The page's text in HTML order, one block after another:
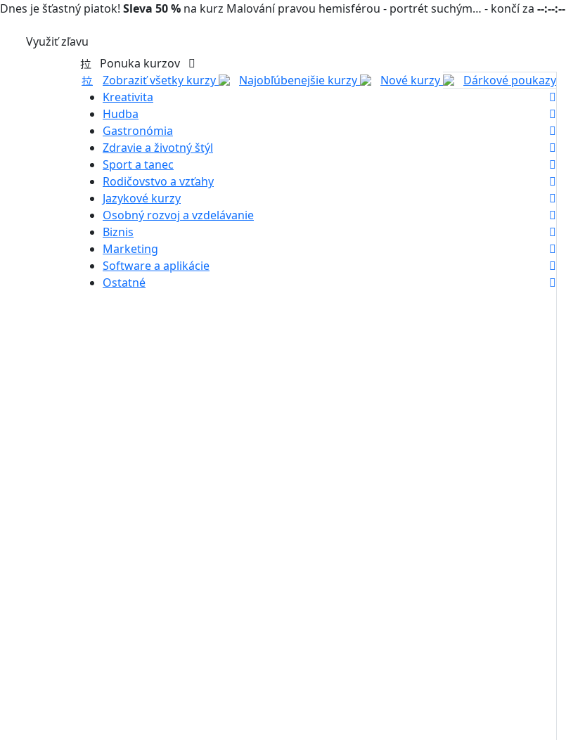
Dnes je šťastný piatok! Sleva 50 % na kurz Malování pravou hemisférou - portrét suchým… - končí za --:--:--
Využiť zľavu
Ponuka kurzov
Zobraziť všetky kurzy
Najobľúbenejšie kurzy Nové kurzy
Dárkové poukazy
Kreativita
Hudba
Gastronómia
Zdravie a životný štýl
Sport a tanec
Rodičovstvo a vzťahy
Jazykové kurzy
Osobný rozvoj a vzdelávanie
Biznis
Marketing
Software a aplikácie
Ostatné